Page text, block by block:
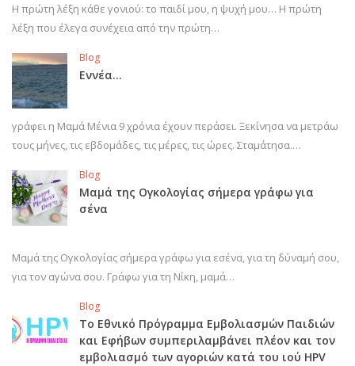
Η πρώτη λέξη κάθε γονιού: το παιδί μου, η ψυχή μου… Η πρώτη
λέξη που έλεγα συνέχεια από την πρώτη…
Blog
Εννέα…
γράφει η Μαμά Μένια 9 χρόνια έχουν περάσει. Ξεκίνησα να μετράω
τους μήνες, τις εβδομάδες, τις μέρες, τις ώρες. Σταμάτησα.…
Blog
Μαμά της Ογκολογίας σήμερα γράφω για
σένα
Μαμά της Ογκολογίας σήμερα γράφω για εσένα, για τη δύναμή σου,
για τον αγώνα σου. Γράφω για τη Νίκη, μαμά…
Blog
Το Εθνικό Πρόγραμμα Εμβολιασμών Παιδιών
και Εφήβων συμπεριλαμβάνει πλέον και τον
εμβολιασμό των αγοριών κατά του ιού HPV